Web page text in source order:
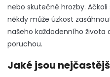
nebo skutečné hrozby.
někdy může úzkost
našeho každodenního života
poruchou.
Jaké jsou